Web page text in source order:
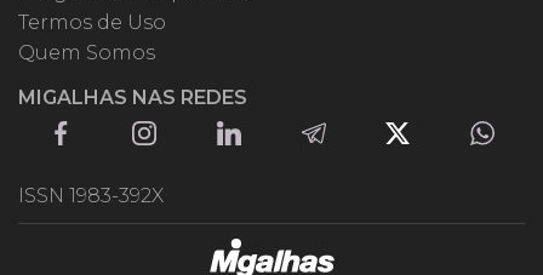
Termos de Uso
Quem Somos
MIGALHAS NAS REDES
ISSN 1983-392X